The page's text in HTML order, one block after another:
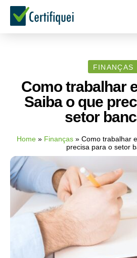
FINANÇAS
Como trabalhar
Saiba o que
setor
Home » Finanças » Como trabalhar
precisa para o setor